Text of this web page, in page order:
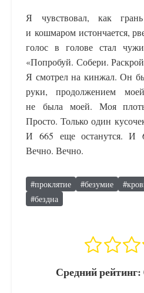
Я чувствовал, как
и кошмаром истончается,
голос в голове стал
«Попробуй. Собери.
Я смотрел на кинжал. Он
руки, продолжением
не была моей. Моя
Просто. Только один
И 665 еще останутся. И
Вечно. Вечно.
#проклятие #безумие #
#бездна
Средний рейтинг: